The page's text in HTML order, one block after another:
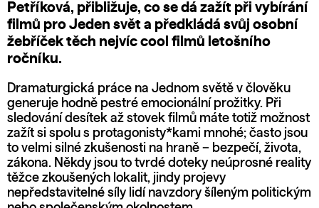
Petříková, přibližuje, co se dá zažít při vybírání
filmů pro Jeden svět a předkládá svůj osobní
žebříček těch nejvíc cool filmů letošního
ročníku.
Dramaturgická práce na Jednom světě v člověku
generuje hodně pestré emocionální prožitky. Při
sledování desítek až stovek filmů máte totiž možnost
zažít si spolu s protagonisty*kami mnohé; často jsou
to velmi silné zkušenosti na hraně – bezpečí, života,
zákona. Někdy jsou to tvrdé doteky neúprosné reality
těžce zkoušených lokalit, jindy projevy
nepředstavitelné síly lidí navzdory šíleným politickým